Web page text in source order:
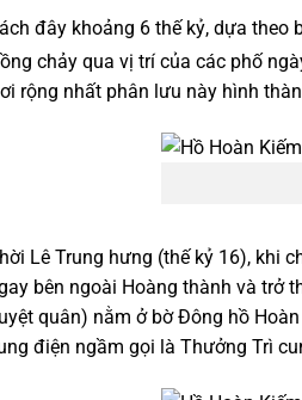
đây khoảng 6 thế kỷ, dựa
chảy qua vị trí của các phố
rộng nhất phân lưu này hình
Lê Trung hưng (thế kỷ 16), khi
bên ngoài Hoàng thành và trở
quân) nằm ở bờ Đông hồ
điện ngầm gọi là Thưởng Trì